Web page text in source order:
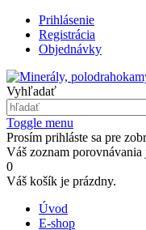
Prihlásenie
Registrácia
Objednávky
Vyhľadať
Toggle menu
Prosím prihláste sa pre
Váš zoznam porovnávania
Váš košík je prázdny.